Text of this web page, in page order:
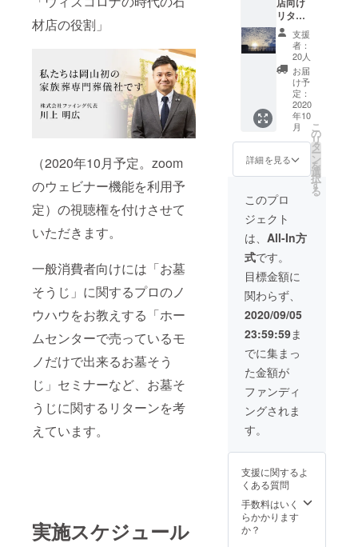
材店の役割」
（2020年10月予定。zoom
のウェビナー機能を利用予
定）の視聴権を付けさせて
いただきます。
一般消費者向けには「お墓
そうじ」に関するプロのノ
ウハウをお教えする「ホー
ムセンターで売っているモ
ノだけで出来るお墓そう
じ」セミナーなど、お墓そ
うじに関するリターンを考
えています。
実施スケジュール
がりの
ものが
たり～
50冊
③「お
礼の手
紙」
リター
ン３】
～スポ
ンサー
ただた
だ支援
した
い、と
いう方
川上明
広さん
ウェブ
ナー
「ウィ
ズコロ
ナの時
代の石
材店の
役割」
②「お
墓物
語」Ⅲ
～つな
がりの
ものが
たり～
10冊
③「お
礼の手
紙」
支援
者：
20人
お届
け予
定：
2020
年10
月
詳細を見る
こ
の
リ
タ
ー
ン
を
選
択
す
る
このプロ
ジェクト
は、 All-In方
式です。
目標金額に
関わらず、
2020/09/05
23:59:59ま
でに集まっ
た金額が
ファンディ
ングされま
す。
支援に関するよ
くある質問
手数料はいく
らかかります
か？